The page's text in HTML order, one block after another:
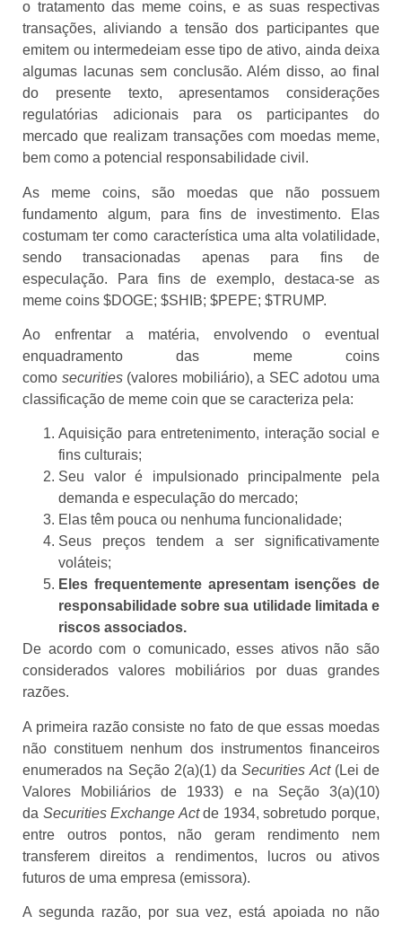
o tratamento das meme coins, e as suas respectivas
transações, aliviando a tensão dos participantes que
emitem ou intermedeiam esse tipo de ativo, ainda deixa
algumas lacunas sem conclusão. Além disso, ao final
do presente texto, apresentamos considerações
regulatórias adicionais para os participantes do
mercado que realizam transações com moedas meme,
bem como a potencial responsabilidade civil.
As meme coins, são moedas que não possuem
fundamento algum, para fins de investimento. Elas
costumam ter como característica uma alta volatilidade,
sendo transacionadas apenas para fins de
especulação. Para fins de exemplo, destaca-se as
meme coins $DOGE; $SHIB; $PEPE; $TRUMP.
Ao enfrentar a matéria, envolvendo o eventual
enquadramento das meme coins
como securities (valores mobiliário), a SEC adotou uma
classificação de meme coin que se caracteriza pela:
Aquisição para entretenimento, interação social e
fins culturais;
Seu valor é impulsionado principalmente pela
demanda e especulação do mercado;
Elas têm pouca ou nenhuma funcionalidade;
Seus preços tendem a ser significativamente
voláteis;
Eles frequentemente apresentam isenções de
responsabilidade sobre sua utilidade limitada e
riscos associados.
De acordo com o comunicado, esses ativos não são
considerados valores mobiliários por duas grandes
razões.
A primeira razão consiste no fato de que essas moedas
não constituem nenhum dos instrumentos financeiros
enumerados na Seção 2(a)(1) daSecurities Act(Lei de
Valores Mobiliários de 1933) e na Seção 3(a)(10)
da Securities Exchange Actde 1934, sobretudo porque,
entre outros pontos, não geram rendimento nem
transferem direitos a rendimentos, lucros ou ativos
futuros de uma empresa (emissora).
A segunda razão, por sua vez, está apoiada no não